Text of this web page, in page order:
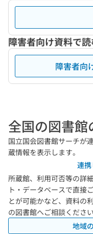
障害者向け資料で読
障害者向
全国の図書館
国立国会図書館サーチが
蔵情報を表示します。
連
所蔵館、利用可否等の詳
ト・データベースで直接
とが可能かなど、資料の
の図書館へご相談くださ
地域